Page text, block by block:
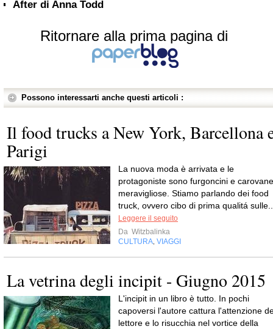
After di Anna Todd
Ritornare alla prima pagina di
Possono interessarti anche questi articoli :
Il food trucks a New York, Barcellona
Parigi
La nuova moda è arrivata e le
protagoniste sono furgoncini e carovane
meravigliose. Stiamo parlando dei food
truck, ovvero cibo di prima qualitá
Leggere il seguito
Da Witzbalinka
CULTURA, VIAGGI
La vetrina degli incipit - Giugno 2015
L'incipit in un libro è tutto. In pochi
capoversi l'autore cattura l'attenzione
lettore e lo risucchia nel vortice della